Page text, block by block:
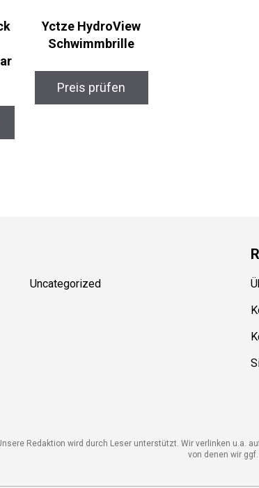
Yctze HydroView
Schwimmbrille
Preis prüfen
Uncategorized
Redaktion wird durch Leser unterstützt. Wir verlinken u.a.
von denen wir